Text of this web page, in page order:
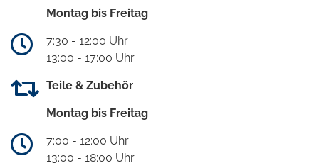
Montag bis Freitag
7:30 - 12:00 Uhr
13:00 - 17:00 Uhr
Teile & Zubehör
Montag bis Freitag
7:00 - 12:00 Uhr
13:00 - 18:00 Uhr